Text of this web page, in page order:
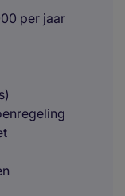
per jaar